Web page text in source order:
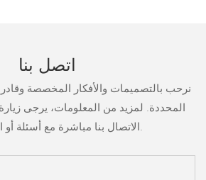
اتصل بنا
نرحب بالتصميمات والأفكار المخصصة
المحددة. لمزيد من المعلومات، يرجى زيارة